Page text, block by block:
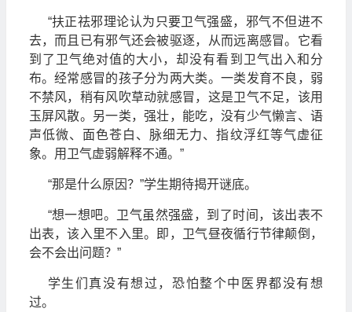
“扶正祛邪理论认为只要卫气强盛，邪气不但进不
去，而且已有邪气还会被驱逐，从而远离感冒。它看
到了卫气绝对值的大小，却没有看到卫气出入和分
布。经常感冒的孩子分为两大类。一类发育不良，弱
不禁风，稍有风吹草动就感冒，这是卫气不足，该用
玉屏风散。另一类，强壮，能吃，没有少气懒言、语
声低微、面色苍白、脉细无力、指纹浮红等气虚征
象。用卫气虚弱解释不通。”
“那是什么原因？”学生期待揭开谜底。
“想一想吧。卫气虽然强盛，到了时间，该出表不
出表，该入里不入里。即，卫气昼夜循行节律颠倒，
会不会出问题？”
学生们真没有想过，恐怕整个中医界都没有想
过。